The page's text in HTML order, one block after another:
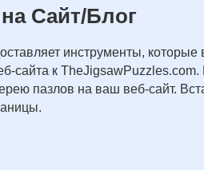
Сайт/Блог
инструменты, которые
сайта к
пазлов на ваш веб-сайт.